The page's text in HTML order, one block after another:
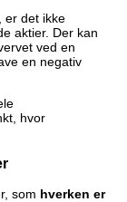
er det ikke
aktier. Der kan
ved en
en negativ
hvor
som hverken er